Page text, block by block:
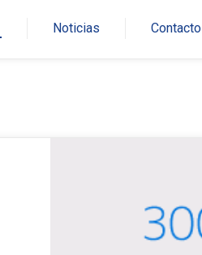
Noticias Contacto